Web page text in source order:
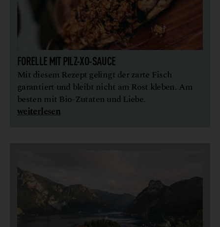
FORELLE MIT PILZ-XO-SAUCE
Mit diesem Rezept gelingt der zarte Fisch
garantiert und bleibt nicht am Rost kleben. Am
besten mit Bio-Zutaten und Liebe.
weiterlesen